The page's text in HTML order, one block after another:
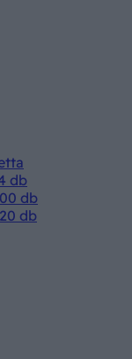
db
db
db